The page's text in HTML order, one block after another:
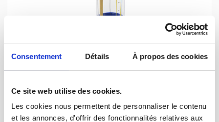
Consentement Détails À propos des cookies
Ce site web utilise des cookies.
Les cookies nous permettent de personnaliser le contenu
et les annonces, d'offrir des fonctionnalités relatives aux
SIMPLEX, Doseur à poire pour
l'alimentation des truies en maternité